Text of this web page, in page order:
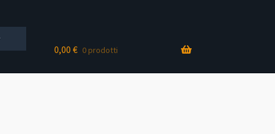
0,00 € 0 prodotti